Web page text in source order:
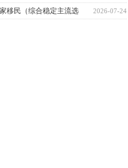
限首选）
2026-07-24
移民（综合稳定主流选